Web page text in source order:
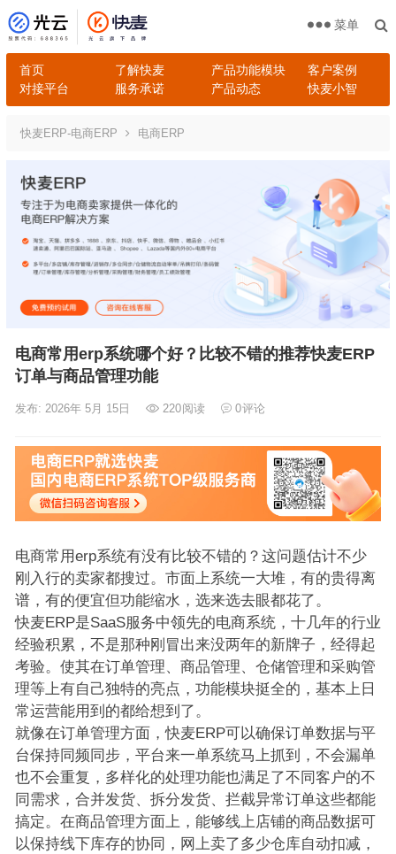
首页 了解快麦 产品功能模块
客户案例
对接平台
服务承诺 产品动态 快麦小智
菜单
快麦ERP-电商ERP 电商ERP
电商常用erp系统哪个好？比较不错的推荐快麦ERP
订单与商品管理功能
发布: 2026年 5月 15日 220阅读 0评论
电商常用erp系统有没有比较不错的？这问题估计不少
刚入行的卖家都搜过。市面上系统一大堆，有的贵得离
谱，有的便宜但功能缩水，选来选去眼都花了。
快麦ERP是SaaS服务中领先的电商系统，十几年的行业
经验积累，不是那种刚冒出来没两年的新牌子，经得起
考验。使其在订单管理、商品管理、仓储管理和采购管
理等上有自己独特的亮点，功能模块挺全的，基本上日
常运营能用到的都给想到了。
就像在订单管理方面，快麦ERP可以确保订单数据与平
台保持同频同步，平台来一单系统马上抓到，不会漏单
也不会重复，多样化的处理功能也满足了不同客户的不
同需求，合并发货、拆分发货、拦截异常订单这些都能
搞定。在商品管理方面上，能够线上店铺的商品数据可
以保持线下库存的协同，网上卖了多少仓库自动扣减，